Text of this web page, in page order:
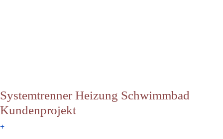
Systemtrenner Heizung Schwimmbad
Kundenprojekt
+